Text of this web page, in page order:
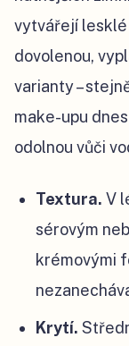
vytvářejí
dovolenou,
varianty –
make-upu
odolnou vůči
Textura. V
sérovým
krémovými
Krytí.